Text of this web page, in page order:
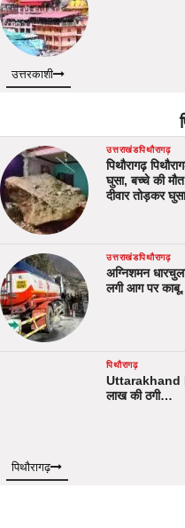
उत्तरकाशी
उत्तराखंडपिथौरागढ़
पिथौरागढ़
घुसा, बच्चे की
दीवार तोड़कर
उत्तराखंडपिथौरागढ़
अग्निशमन
लगी आग पर
पिथौरागढ़
Uttarakhand
लाख की ठगी…
पिथौरागढ़